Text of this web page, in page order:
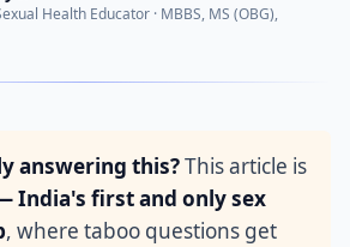
Health Educator · MBBS, MS (OBG),
answering this?This article is
India's first and only sex
, where taboo questions get